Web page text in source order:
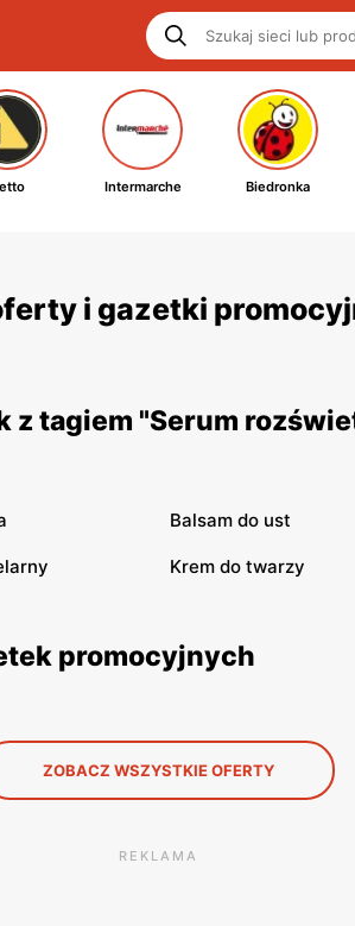
Intermarche Biedronka
i gazetki
tagiem "Serum
Balsam do ust
Krem do twarzy
promocyjnych
ZOBACZ WSZYSTKIE OFERTY
REKLAMA